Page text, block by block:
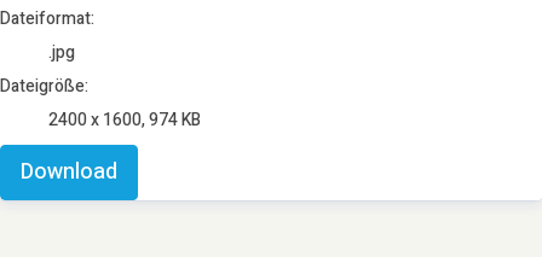
Dateiformat:
.jpg
Dateigröße:
2400 x 1600, 974 KB
Download